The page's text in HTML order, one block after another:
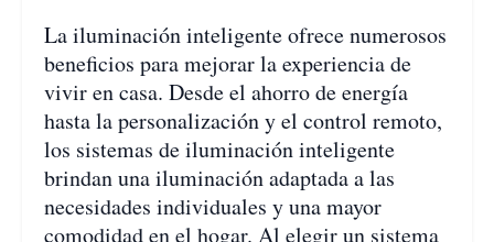
La iluminación inteligente ofrece numerosos
beneficios para mejorar la experiencia de
vivir en casa. Desde el ahorro de energía
hasta la personalización y el control remoto,
los sistemas de iluminación inteligente
brindan una iluminación adaptada a las
necesidades individuales y una mayor
comodidad en el hogar. Al elegir un sistema